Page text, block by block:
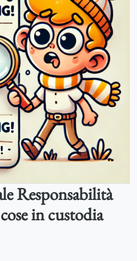
Responsabilità
in custodia